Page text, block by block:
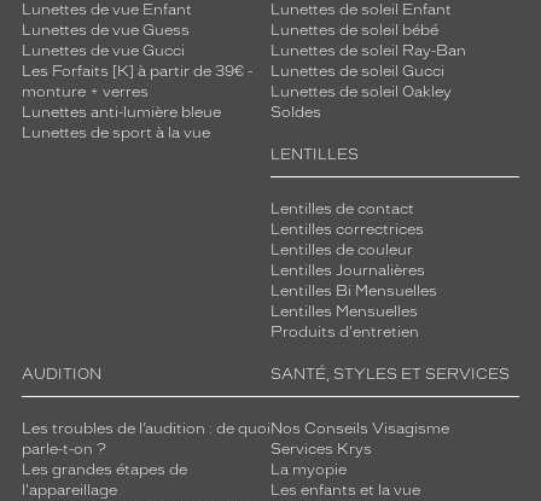
Lunettes de vue Enfant
Lunettes de vue Guess
Lunettes de vue Gucci
Les Forfaits [K] à partir de 39€ -
monture + verres
Lunettes anti-lumière bleue
Lunettes de sport à la vue
Lunettes de soleil Enfant
Lunettes de soleil bébé
Lunettes de soleil Ray-Ban
Lunettes de soleil Gucci
Lunettes de soleil Oakley
Soldes
LENTILLES
Lentilles de contact
Lentilles correctrices
Lentilles de couleur
Lentilles Journalières
Lentilles Bi Mensuelles
Lentilles Mensuelles
Produits d'entretien
AUDITION
Les troubles de l’audition : de quoi
parle-t-on ?
Les grandes étapes de
l'appareillage
SANTÉ, STYLES ET SERVICES
Nos Conseils Visagisme
Services Krys
La myopie
Les enfants et la vue